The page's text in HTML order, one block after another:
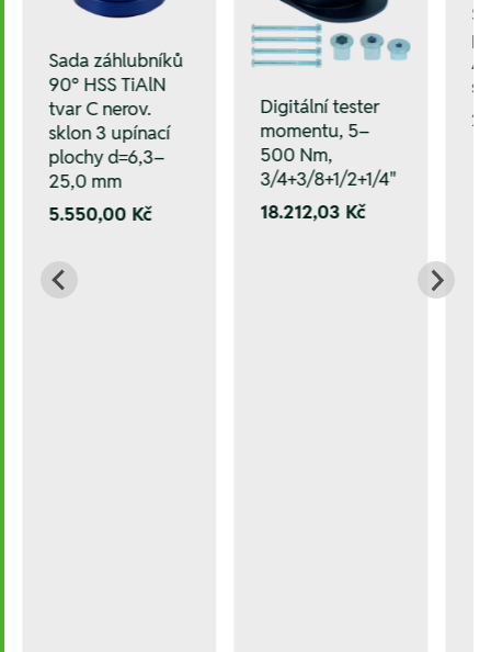
Sada záhlubníků
90° HSS TiAlN
tvar C nerov.
sklon 3 upínací
plochy d=6,3–
25,0 mm
5.550,00 Kč
Digitální tester
momentu, 5–
500 Nm,
3/4+3/8+1/2+1/4"
18.212,03 Kč